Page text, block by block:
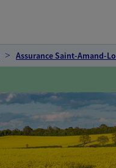
Assurance Saint-Amand-